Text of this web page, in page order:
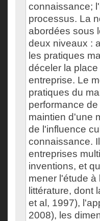
connaissance;
processus. La
abordées sous
deux niveaux :
les pratiques
déceler la
entreprise. Le
pratiques du
performance
maintien d'une
de l'influence
connaissance.
entreprises
inventions, et
mener l'étude à
littérature, dont
et al, 1997),
2008), les